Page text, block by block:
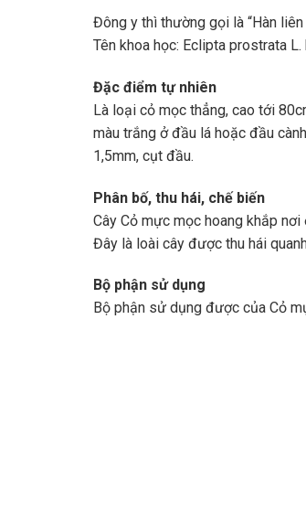
Đông y thì thường gọi là “Hàn liên
Tên khoa học: Eclipta prostrata
Đặc điểm tự nhiên
Là loại cỏ mọc thẳng, cao tới
màu trắng ở đầu lá hoặc đầu
1,5mm, cụt đầu.
Phân bố, thu hái, chế biến
Cây Cỏ mực mọc hoang khắp nơi
Đây là loài cây được thu hái
Bộ phận sử dụng
Bộ phận sử dụng được của Cỏ